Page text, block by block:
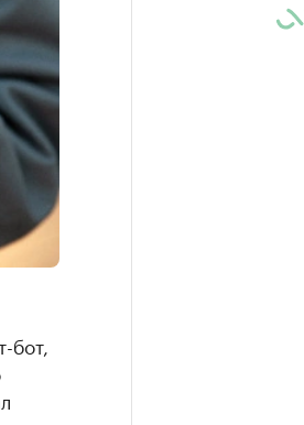
бот,